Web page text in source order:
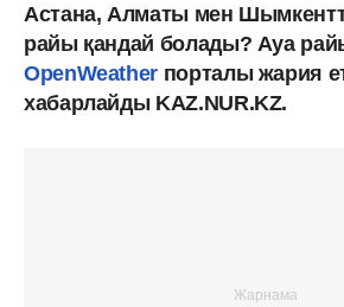
Астана, Алматы мен
райы қандай болады? Ауа
OpenWeather порталы жария
хабарлайды KAZ.NUR.KZ.